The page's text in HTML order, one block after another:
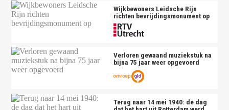
Wijkbewoners Leidsche Rijn
richten bevrijdingsmonument op
Verloren gewaand muziekstuk na
bijna 75 jaar weer opgevoerd
Terug naar 14 mei 1940: de dag